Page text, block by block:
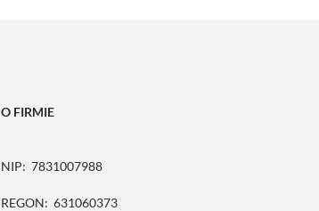
O FIRMIE
NIP: 7831007988
REGON: 631060373